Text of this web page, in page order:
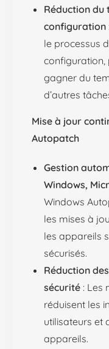
Réduction du
configuration
le processus
configuration,
gagner du
d’autres
Mise à jour
Autopatch
Gestion
Windows,
Windows
les mises à
les appareils
sécurisés.
Réduction
sécurité : Les
réduisent les
utilisateurs et
appareils.